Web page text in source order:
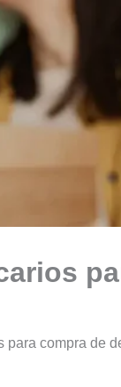
compra de